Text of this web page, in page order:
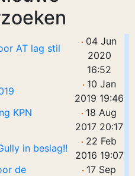
AT lag stil
04 Jun
2020
16:52
10 Jan
2019 19:46
KPN
18 Aug
2017 20:17
in beslag!!
22 Feb
2016 19:07
de
17 Sep